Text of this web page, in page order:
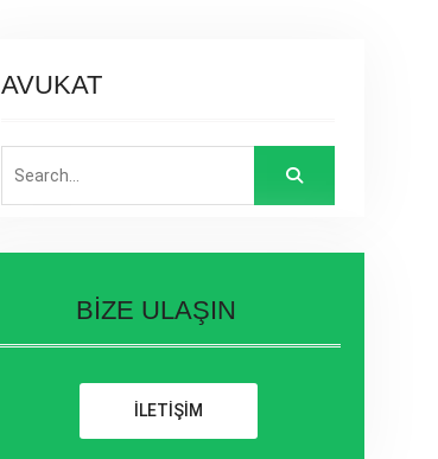
AVUKAT
for:
BİZE ULAŞIN
İLETİŞİM